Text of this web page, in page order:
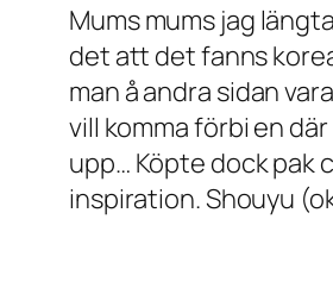
Mums mums jag
det att det fanns
man å andra sidan
vill komma förbi en
upp… Köpte dock pak
inspiration. Shouyu